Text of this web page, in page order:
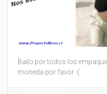
Bailo por todos los
moneda por favor :(